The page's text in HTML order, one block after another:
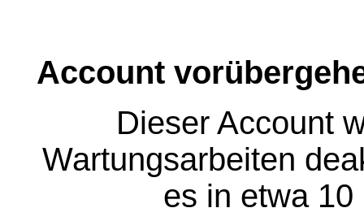
Account
Dieser Account
Wartungsarbeiten
es in etwa